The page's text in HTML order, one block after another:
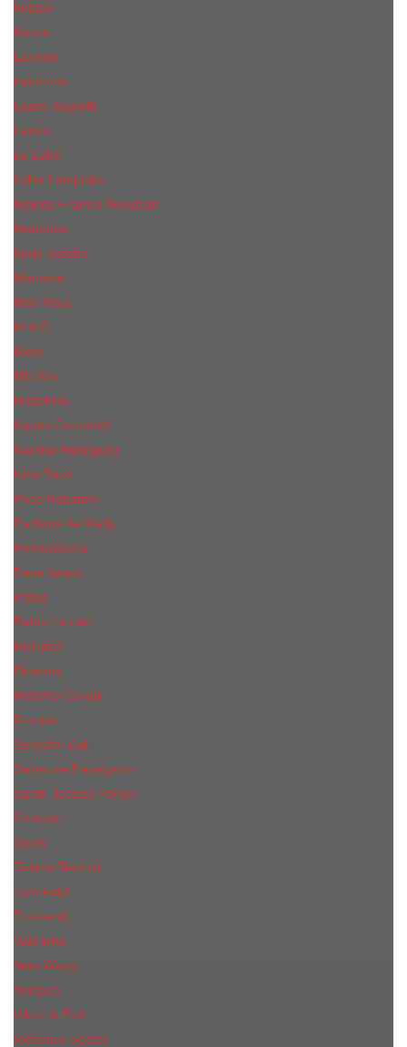
КиLian
Kenzo
Lacoste
Lancome
Laura Biagiotti
Lanvin
Lе Lab0
Lolita Lempicka
Maison Francis Kurkdjian
Madonna
Marc Jacobs
Mancera
Max Mara
M.А.C.
Mexx
Miu Miu
Mоsсhino
Naomi Campbell
Narciso Rodriguez
Nina Ricci
Paco Rabanne
Parfums de Marly
Penhaligon's
Pepe Jeans
Prada
Ralph Lauren
RicHarD
Rihanna
Roberto Cavalli
Rochas
Salvador Dali
Salvatore Ferragamo
Sarah Jessica Parker
Shiseido
Sisley
Tiziana Terenzi
Tom Ford
Trussardi
Valentino
Vera Wang
Versace
Viktor & Rolf
Victoria s Secret